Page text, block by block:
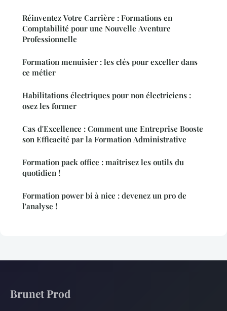
Réinventez Votre Carrière : Formations en
Comptabilité pour une Nouvelle Aventure
Professionnelle
Formation menuisier : les clés pour exceller dans
ce métier
Habilitations électriques pour non électriciens :
osez les former
Cas d'Excellence : Comment une Entreprise Booste
son Efficacité par la Formation Administrative
Formation pack office : maîtrisez les outils du
quotidien !
Formation power bi à nice : devenez un pro de
l'analyse !
Brunet Prod